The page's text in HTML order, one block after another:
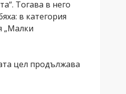
Тогава в него
в категория
„Малки
цел продължава